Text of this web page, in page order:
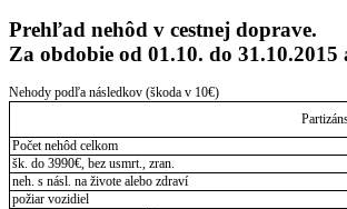
Prehľad nehôd v cestnej doprave.
Za obdobie od 01.10. do
Nehody podľa následkov (škoda v 10€)
Počet nehôd celkom
šk. do 3990€, bez usmrt., zran.
neh. s násl. na živote alebo zdraví
požiar vozidiel